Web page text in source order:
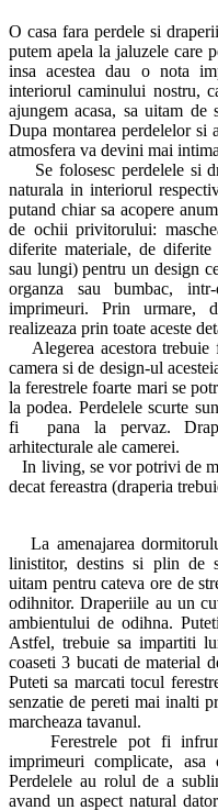
O casa fara perdele si
putem apela la jaluzele care
insa acestea dau o nota
interiorul caminului nostru,
ajungem acasa, sa uitam
Dupa montarea perdelelor si
atmosfera va devini mai
Se folosesc perdelele si
naturala in interiorul
putand chiar sa acopere
de ochii privitorului:
diferite materiale, de
sau lungi) pentru un design
organza sau bumbac,
imprimeuri. Prin urmare,
realizeaza prin toate aceste
Alegerea acestora trebuie
camera si de design-ul
la ferestrele foarte mari se
la podea. Perdelele scurte
fi pana la pervaz.
arhitecturale ale camerei.
In living, se vor potrivi de
decat fereastra (draperia
La amenajarea
linistitor, destins si plin de
uitam pentru cateva ore de
odihnitor. Draperiile au un
ambientului de odihna.
Astfel, trebuie sa impartiti
coaseti 3 bucati de material
Puteti sa marcati tocul
senzatie de pereti mai inalti
marcheaza tavanul.
Ferestrele pot fi
imprimeuri complicate,
Perdelele au rolul de a
avand un aspect natural